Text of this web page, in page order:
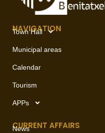
NAVIGATION
Town Hall
Municipal areas
Calendar
Tourism
APPs
CURRENT AFFAIRS
News